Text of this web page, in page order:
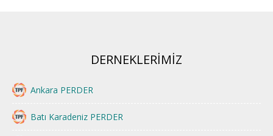
DERNEKLERİMİZ
Ankara PERDER
Batı Karadeniz PERDER